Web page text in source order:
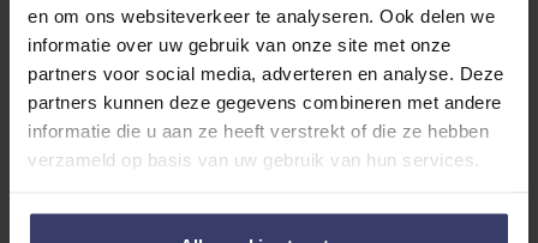
en om ons websiteverkeer te analyseren. Ook delen we
informatie over uw gebruik van onze site met onze
partners voor social media, adverteren en analyse. Deze
partners kunnen deze gegevens combineren met andere
informatie die u aan ze heeft verstrekt of die ze hebben
verzameld op basis van uw gebruik van hun services.
Langlebiges und strapazierfähiges Material
Einfach anzubringen und abzunehmen
Langfristige Investition mit 3 Jahren Garantie auf
Wasserdichtigkeit